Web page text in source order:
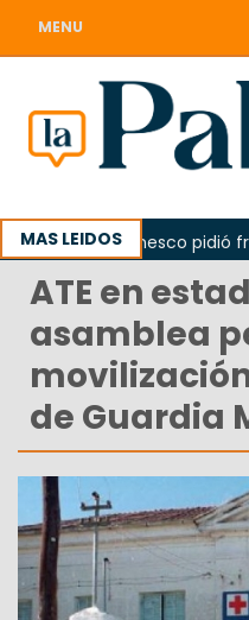
MENU
MAS LEIDOS
La Unesco pidió
ATE en
asamblea
de Guardia